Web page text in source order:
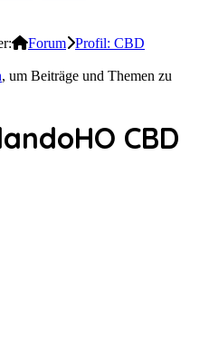
Forum Profil: CBD
, um Beiträge und Themen zu
CBD